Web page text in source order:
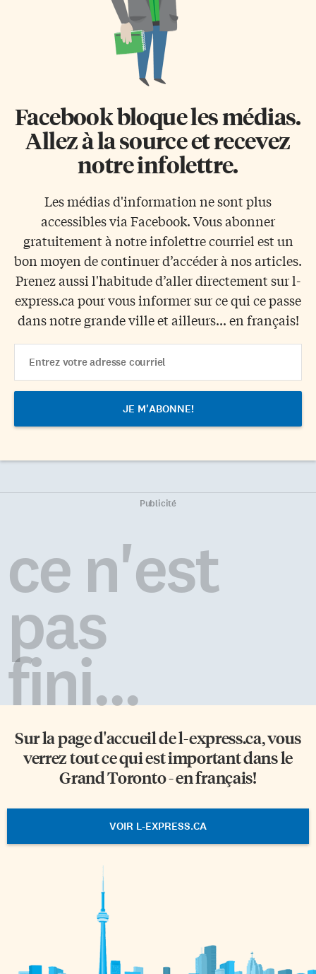
Facebook bloque les médias.
Allez à la source et recevez
notre infolettre.
Les médias d'information ne sont plus
accessibles via Facebook. Vous abonner
gratuitement à notre infolettre courriel est un
bon moyen de continuer d’accéder à nos articles.
Prenez aussi l'habitude d’aller directement sur l-
express.ca pour vous informer sur ce qui ce passe
dans notre grande ville et ailleurs... en français!
Address
Publicité
ce n'est
pas
fini...
Sur la page d'accueil del-express.ca, vous
verrez tout ce qui est important dans le
Grand Toronto - en français!
VOIR L-EXPRESS.CA